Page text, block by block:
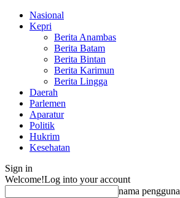
Nasional
Kepri
Berita Anambas
Berita Batam
Berita Bintan
Berita Karimun
Berita Lingga
Daerah
Parlemen
Aparatur
Politik
Hukrim
Kesehatan
Sign in
Welcome!Log into your account
nama pengguna